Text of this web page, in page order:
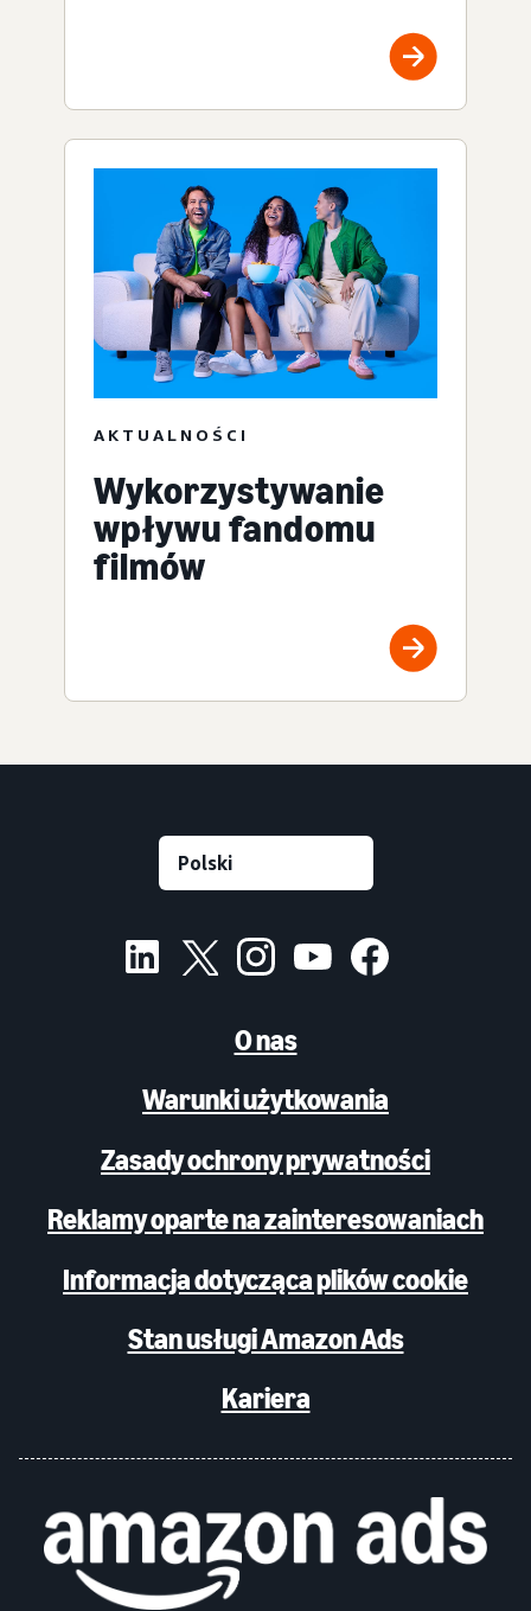
AKTUALNOŚCI
Wykorzystywanie
wpływu fandomu
filmów
O nas
Warunki użytkowania
Zasady ochrony prywatności
Reklamy oparte na zainteresowaniach
Informacja dotycząca plików cookie
Stan usługi Amazon Ads
Kariera